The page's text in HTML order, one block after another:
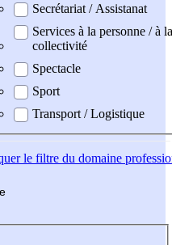
Secrétariat / Assistanat
Services à la personne / à la
collectivité
Spectacle
Sport
Transport / Logistique
le filtre du domaine